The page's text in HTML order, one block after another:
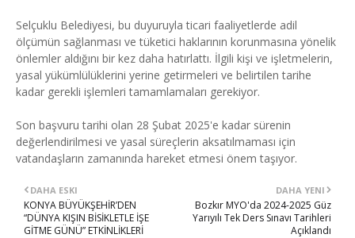
Selçuklu Belediyesi, bu duyuruyla ticari faaliyetlerde adil
ölçümün sağlanması ve tüketici haklarının korunmasına yönelik
önlemler aldığını bir kez daha hatırlattı. İlgili kişi ve işletmelerin,
yasal yükümlülüklerini yerine getirmeleri ve belirtilen tarihe
kadar gerekli işlemleri tamamlamaları gerekiyor.
Son başvuru tarihi olan 28 Şubat 2025'e kadar sürenin
değerlendirilmesi ve yasal süreçlerin aksatılmaması için
vatandaşların zamanında hareket etmesi önem taşıyor.
DAHA YENI
Bozkır MYO'da 2024-2025 Güz
Yarıyılı Tek Ders Sınavı Tarihleri
Açıklandı
DAHA ESKI
KONYA BÜYÜKŞEHİR’DEN
“DÜNYA KIŞIN BİSİKLETLE İŞE
GİTME GÜNÜ” ETKİNLİKLERİ